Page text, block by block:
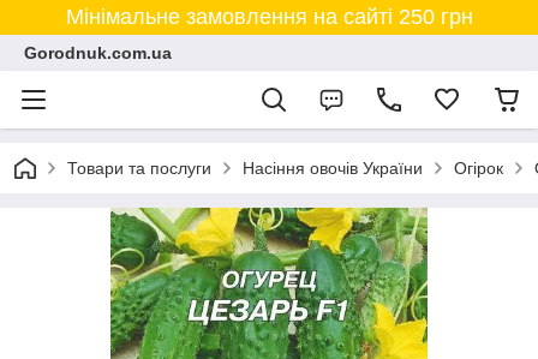
Мінімальне замовлення на сайті 250 грн
Gorodnuk.com.ua
Товари та послуги Насіння овочів України Огірок